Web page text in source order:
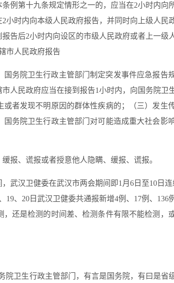
例第十九条规定情形之一的，应当在2小时内向
时内向本级人民政府报告，并同时向上级人民
告后2小时内向设区的市级人民政府或者上一级
市人民政府报告
务院卫生行政主管部门制定突发事件应急报告
人民政府应当在接到报告1小时内，向国务院卫
或者发现不明原因的群体性疾病的；（三）发生
务院卫生行政主管部门对可能造成重大社会影
报、谎报或者授意他人隐瞒、缓报、谎报。
武汉卫健委在武汉市两会期间即1月6日至10日
、20日武汉卫健委共通报新增4例、17例、136
还是检测的时间差、检测条件有限不能检测，
院卫生行政主管部门，有言是国务院，有曰是省